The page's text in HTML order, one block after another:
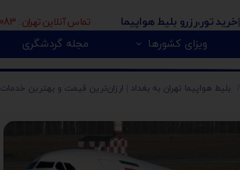
ویزای کشورها مجله گردشگری
|خرید تور،رزرو بلیط هواپیما تماس آنلاین تهران : 02191690083 کرج : 02634005170
بلیط هواپیما تهران به بغداد | ارزان‌ترین قیمت و بهترین خدمات